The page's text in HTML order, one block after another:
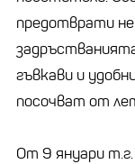
предотврати
гъвкави и
посочват от
От 9 януари